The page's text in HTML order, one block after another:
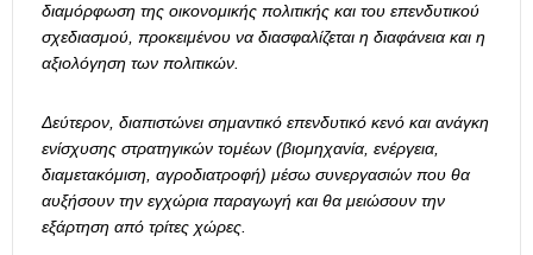
διαμόρφωση της οικονομικής πολιτικής και του επενδυτικού
σχεδιασμού, προκειμένου να διασφαλίζεται η διαφάνεια και η
αξιολόγηση των πολιτικών.
Δεύτερον, διαπιστώνει σημαντικό επενδυτικό κενό και ανάγκη
ενίσχυσης στρατηγικών τομέων (βιομηχανία, ενέργεια,
διαμετακόμιση, αγροδιατροφή) μέσω συνεργασιών που θα
αυξήσουν την εγχώρια παραγωγή και θα μειώσουν την
εξάρτηση από τρίτες χώρες.